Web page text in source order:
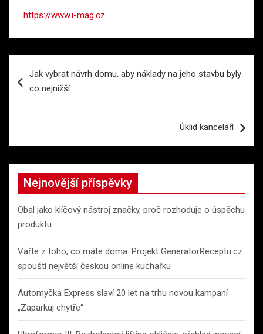
https://www.i-mag.cz
proJak vybrat návrh domu, aby náklady na jeho stavbu byly
co nejnižší
Úklid kanceláří
Nejnovější příspěvky
Obal jako klíčový nástroj značky, proč rozhoduje o úspěchu
produktu
Vařte z toho, co máte doma: Projekt GeneratorReceptu.cz
spouští největší českou online kuchařku
Automyčka Express slaví 20 let na trhu novou kampaní
„Zaparkuj chytře“